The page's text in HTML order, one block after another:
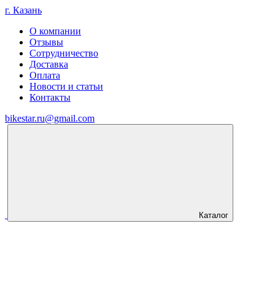
г. Казань
О компании
Отзывы
Сотрудничество
Доставка
Оплата
Новости и статьи
Контакты
bikestar.ru@gmail.com
Каталог